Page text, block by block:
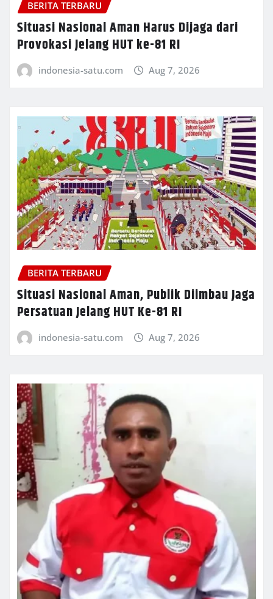
BERITA TERBARU
Situasi Nasional Aman Harus Dijaga dari
Provokasi Jelang HUT ke-81 RI
indonesia-satu.com Aug 7, 2026
BERITA TERBARU
Situasi Nasional Aman, Publik Diimbau Jaga
Persatuan Jelang HUT Ke-81 RI
indonesia-satu.com Aug 7, 2026